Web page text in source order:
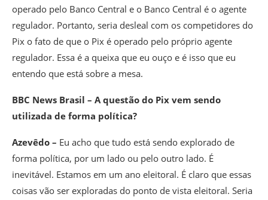
operado pelo Banco Central e o Banco Central é o agente
regulador. Portanto, seria desleal com os competidores do
Pix o fato de que o Pix é operado pelo próprio agente
regulador. Essa é a queixa que eu ouço e é isso que eu
entendo que está sobre a mesa.
BBC News Brasil – A questão do Pix vem sendo
utilizada de forma política?
Azevêdo – Eu acho que tudo está sendo explorado de
forma política, por um lado ou pelo outro lado. É
inevitável. Estamos em um ano eleitoral. É claro que essas
coisas vão ser exploradas do ponto de vista eleitoral. Seria